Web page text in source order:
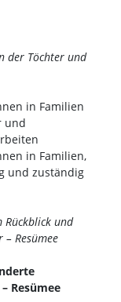
der Töchter und
in Familien
und
in Familien,
und zuständig
Rückblick und
Resümee
Resümee